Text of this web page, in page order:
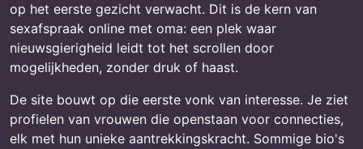
op het eerste gezicht verwacht. Dit is de kern van
sexafspraak online met oma: een plek waar
nieuwsgierigheid leidt tot het scrollen door
mogelijkheden, zonder druk of haast.
De site bouwt op die eerste vonk van interesse. Je ziet
profielen van vrouwen die openstaan voor connecties,
elk met hun unieke aantrekkingskracht. Sommige bio's